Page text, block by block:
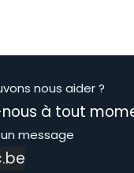
nous aider ?
à tout
message